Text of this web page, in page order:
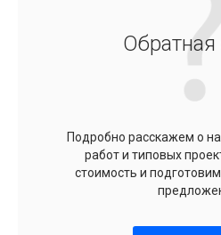
Обратная
Подробно расскажем о
работ и типовых
стоимость и